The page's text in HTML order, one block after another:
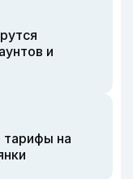
и
на